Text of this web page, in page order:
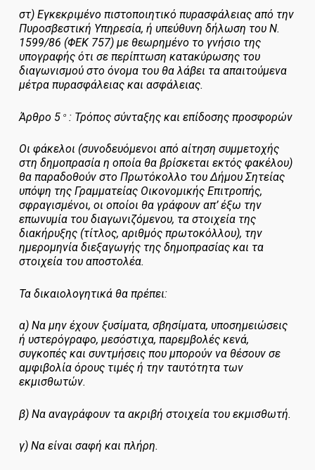
στ) Εγκεκριμένο πιστοποιητικό πυρασφάλειας από την
Πυροσβεστική Υπηρεσία, ή υπεύθυνη δήλωση του Ν.
1599/86 (ΦΕΚ 757) με θεωρημένο το γνήσιο της
υπογραφής ότι σε περίπτωση κατακύρωσης του
διαγωνισμού στο όνομα του θα λάβει τα απαιτούμενα
μέτρα πυρασφάλειας και ασφάλειας.
Άρθρο 5 ο: Τρόπος σύνταξης και επίδοσης προσφορών
Οι φάκελοι (συνοδευόμενοι από αίτηση συμμετοχής
στη δημοπρασία η οποία θα βρίσκεται εκτός φακέλου)
θα παραδοθούν στο Πρωτόκολλο του Δήμου Σητείας
υπόψη της Γραμματείας Οικονομικής Επιτροπής,
σφραγισμένοι, οι οποίοι θα γράφουν απ’ έξω την
επωνυμία του διαγωνιζόμενου, τα στοιχεία της
διακήρυξης (τίτλος, αριθμός πρωτοκόλλου), την
ημερομηνία διεξαγωγής της δημοπρασίας και τα
στοιχεία του αποστολέα.
Τα δικαιολογητικά θα πρέπει:
α) Να μην έχουν ξυσίματα, σβησίματα, υποσημειώσεις
ή υστερόγραφο, μεσόστιχα, παρεμβολές κενά,
συγκοπές και συντμήσεις που μπορούν να θέσουν σε
αμφιβολία όρους τιμές ή την ταυτότητα των
εκμισθωτών.
β) Να αναγράφουν τα ακριβή στοιχεία του εκμισθωτή.
γ) Να είναι σαφή και πλήρη.